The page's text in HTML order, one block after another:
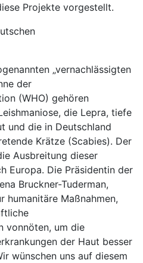
Projekte vorgestellt.
„vernachlässigten
der
(WHO) gehören
die Lepra, tiefe
und die in Deutschland
Krätze (Scabies). Der
Ausbreitung dieser
Europa. Die Präsidentin der
Bruckner-Tuderman,
humanitäre Maßnahmen,
vonnöten, um die
der Haut besser
wünschen uns auf diesem